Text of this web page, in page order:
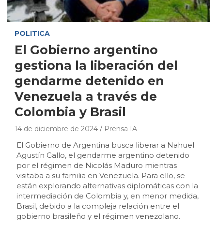
POLITICA
El Gobierno argentino
gestiona la liberación del
gendarme detenido en
Venezuela a través de
Colombia y Brasil
14 de diciembre de 2024 Prensa IA
El Gobierno de Argentina busca liberar a Nahuel
Agustín Gallo, el gendarme argentino detenido
por el régimen de Nicolás Maduro mientras
visitaba a su familia en Venezuela. Para ello, se
están explorando alternativas diplomáticas con la
intermediación de Colombia y, en menor medida,
Brasil, debido a la compleja relación entre el
gobierno brasileño y el régimen venezolano.